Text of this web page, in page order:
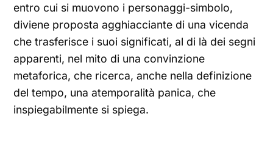
entro cui si muovono i personaggi-simbolo,
diviene proposta agghiacciante di una vicenda
che trasferisce i suoi significati, al di là dei segni
apparenti, nel mito di una convinzione
metaforica, che ricerca, anche nella definizione
del tempo, una atemporalità panica, che
inspiegabilmente si spiega.